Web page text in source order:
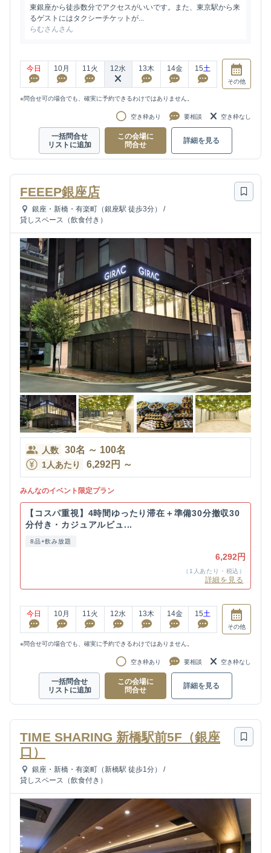
東銀座から徒歩数分でアクセスがいいです。また、東京駅から来
るゲストにはタクシーチケットが...
らむさんさん
今日 10月 11火 12水 13木 14金 15土
その他
※問合せ可の場合でも、確実に予約できるわけではありません。
空き枠あり 要相談 空き枠なし
一括問合せ
リストに追加
この会場に
問合せ
詳細を見る
FEEEP銀座店
銀座・新橋・有楽町（銀座駅 徒歩3分）
/
貸しスペース（飲食付き）
人数 30名 ～ 100名
1人あたり 6,292円 ～
みんなのイベント限定プラン
【コスパ重視】4時間ゆったり滞在＋準備30分撤収30
分付き・カジュアルビュ...
8品+飲み放題
6,292円
（1人あたり・税込）
詳細を見る
今日 10月 11 火 12水 13木 14金 15土
その他
※問合せ可の場合でも、確実に予約できるわけではありません。
空き枠あり 要相談 空き枠なし
一括問合せ
リストに追加
この会場に
問合せ
詳細を見る
TIME SHARING 新橋駅前5F（銀座
口）
銀座・新橋・有楽町（新橋駅 徒歩1分）
/
貸しスペース（飲食付き）